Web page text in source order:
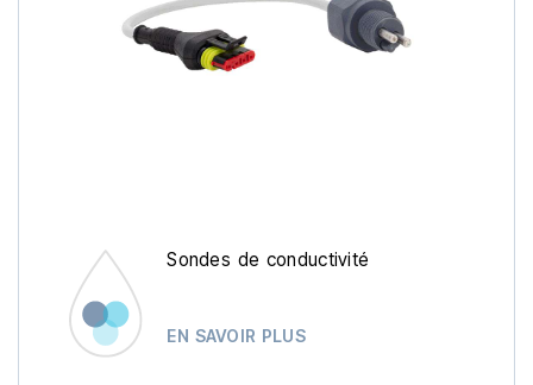
Sondes de conductivité
EN SAVOIR PLUS